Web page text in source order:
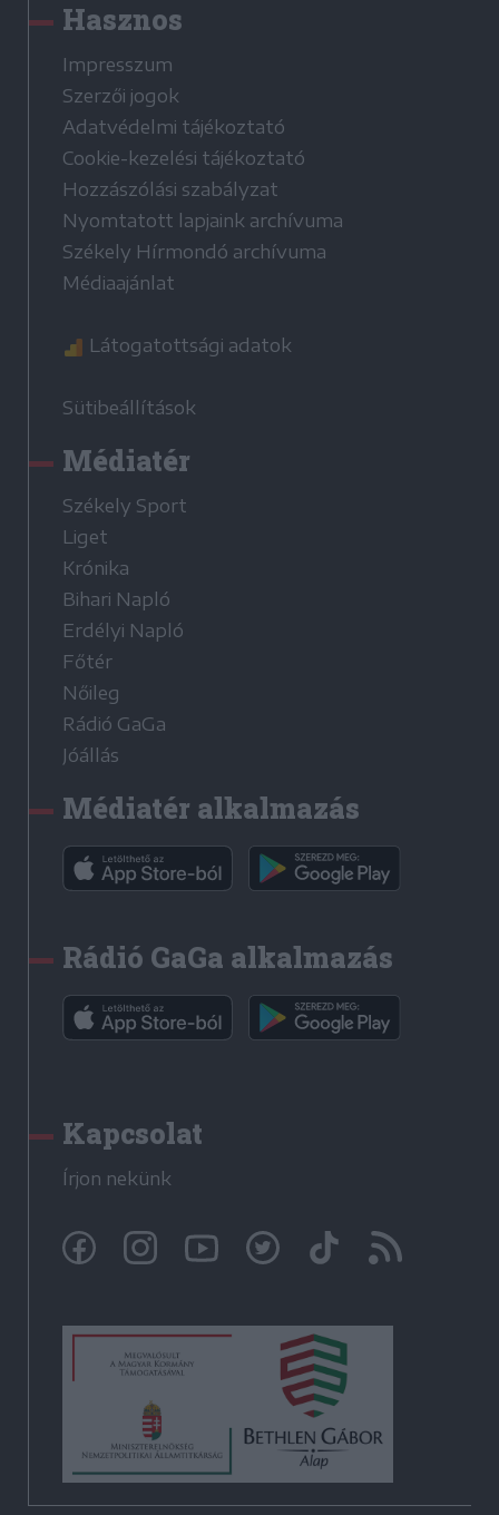
Hasznos
Impresszum
Szerzői jogok
Adatvédelmi tájékoztató
Cookie-kezelési tájékoztató
Hozzászólási szabályzat
Nyomtatott lapjaink archívuma
Székely Hírmondó archívuma
Médiaajánlat
Látogatottsági adatok
Sütibeállítások
Médiatér
Székely Sport
Liget
Krónika
Bihari Napló
Erdélyi Napló
Főtér
Nőileg
Rádió GaGa
Jóállás
Médiatér alkalmazás
Rádió GaGa alkalmazás
Kapcsolat
Írjon nekünk